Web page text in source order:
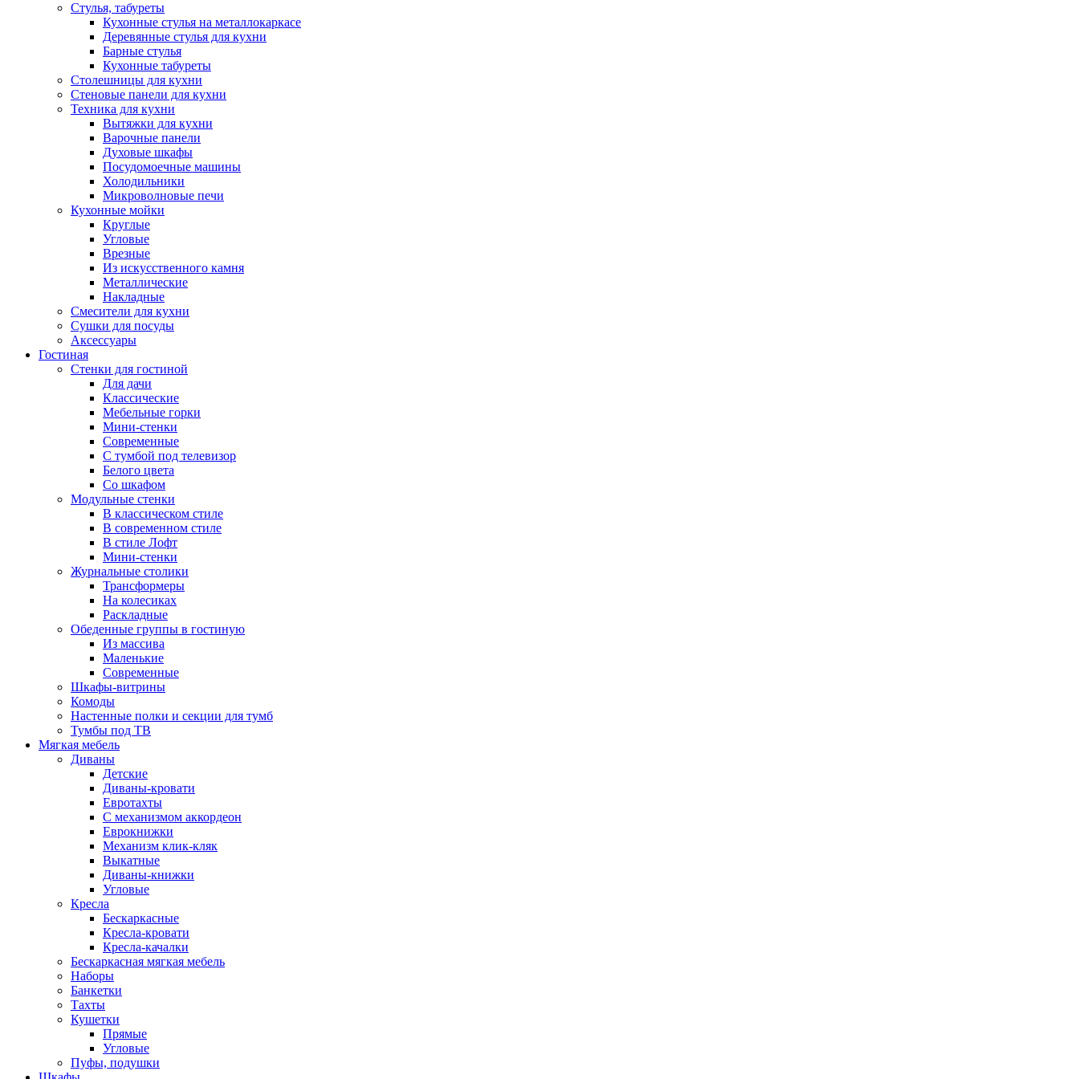
Стулья, табуреты
Кухонные стулья на металлокаркасе
Деревянные стулья для кухни
Барные стулья
Кухонные табуреты
Столешницы для кухни
Стеновые панели для кухни
Техника для кухни
Вытяжки для кухни
Варочные панели
Духовые шкафы
Посудомоечные машины
Холодильники
Микроволновые печи
Кухонные мойки
Круглые
Угловые
Врезные
Из искусственного камня
Металлические
Накладные
Смесители для кухни
Сушки для посуды
Аксессуары
Гостиная
Стенки для гостиной
Для дачи
Классические
Мебельные горки
Мини-стенки
Современные
С тумбой под телевизор
Белого цвета
Со шкафом
Модульные стенки
В классическом стиле
В современном стиле
В стиле Лофт
Мини-стенки
Журнальные столики
Трансформеры
На колесиках
Раскладные
Обеденные группы в гостиную
Из массива
Маленькие
Современные
Шкафы-витрины
Комоды
Настенные полки и секции для тумб
Тумбы под ТВ
Мягкая мебель
Диваны
Детские
Диваны-кровати
Евротахты
С механизмом аккордеон
Еврокнижки
Механизм клик-кляк
Выкатные
Диваны-книжки
Угловые
Кресла
Бескаркасные
Кресла-кровати
Кресла-качалки
Бескаркасная мягкая мебель
Наборы
Банкетки
Тахты
Кушетки
Прямые
Угловые
Пуфы, подушки